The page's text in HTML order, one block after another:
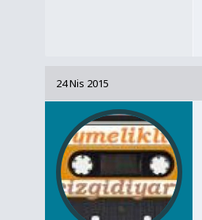
24 Nis 2015